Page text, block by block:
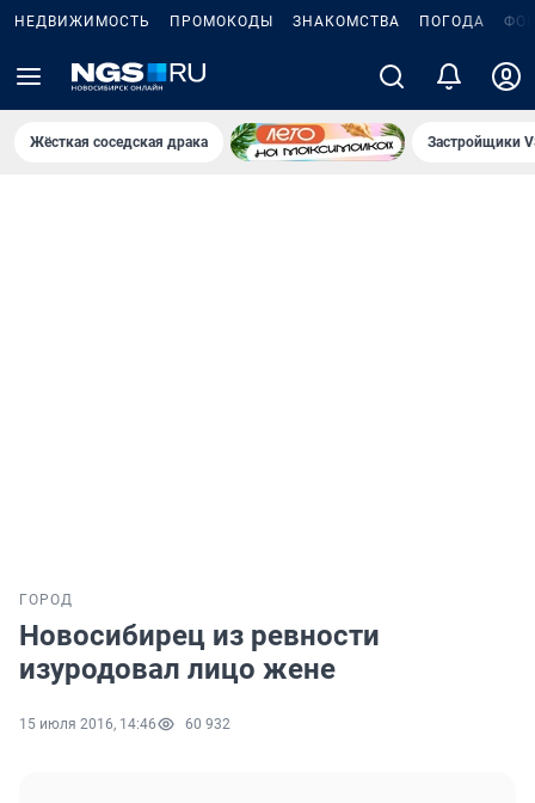
НЕДВИЖИМОСТЬ ПРОМОКОДЫ ЗНАКОМСТВА ПОГОДА
Жёсткая соседская драка Застройщики
ГОРОД
Новосибирец из ревности
изуродовал лицо жене
15 июля 2016, 14:46 60 932